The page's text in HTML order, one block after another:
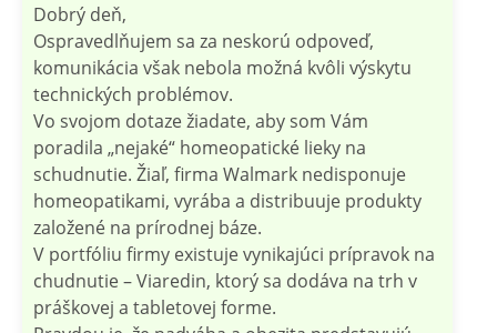
Dobrý deň,
Ospravedlňujem sa za neskorú odpoveď,
komunikácia však nebola možná kvôli výskytu
technických problémov.
Vo svojom dotaze žiadate, aby som Vám
poradila „nejaké“ homeopatické lieky na
schudnutie. Žiaľ, firma Walmark nedisponuje
homeopatikami, vyrába a distribuuje produkty
založené na prírodnej báze.
V portfóliu firmy existuje vynikajúci prípravok na
chudnutie – Viaredin, ktorý sa dodáva na trh v
práškovej a tabletovej forme.